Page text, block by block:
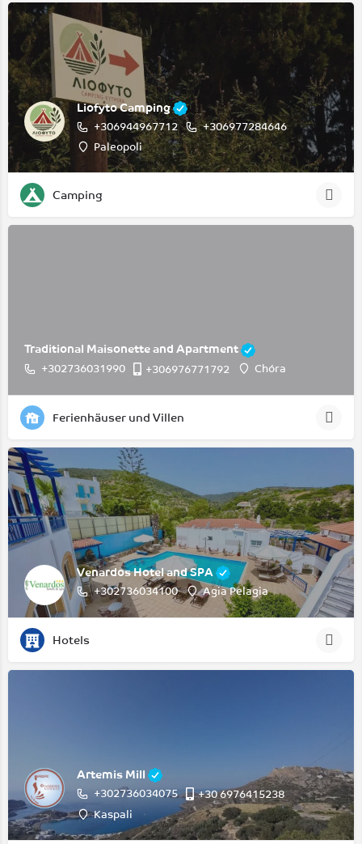
Liofyto Camping
+306944967712
+306977284646
Paleopoli
Camping
Traditional Maisonette and Apartment
+302736031990 +306976771792 Chóra
Ferienhäuser und Villen
Venardos Hotel and SPA
+302736034100 Agia Pelagia
Hotels
Artemis Mill
+302736034075
‭+30 6976415238‬
Kaspali